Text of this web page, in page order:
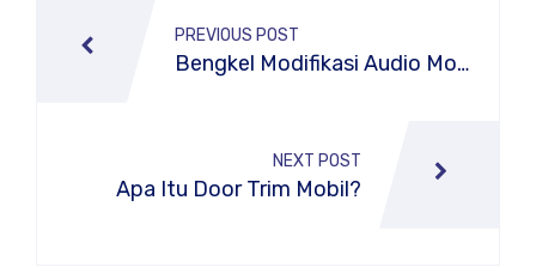
navigation
PREVIOUS POST
Bengkel Modifikasi Audio Mobil
NEXT POST
Apa Itu Door Trim Mobil?